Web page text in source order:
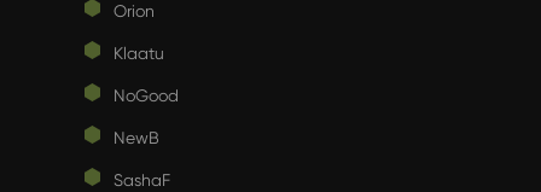
Orion
Klaatu
NoGood
NewB
SashaF